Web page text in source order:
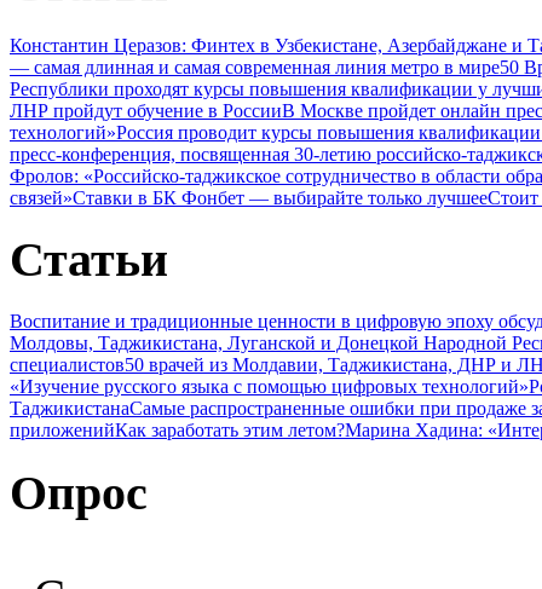
Константин Церазов: Финтех в Узбекистане, Азербайджане
— самая длинная и самая современная линия метро в мире50
Республики проходят курсы повышения квалификации у
ЛНР пройдут обучение в РоссииВ Москве пройдет онлайн
технологий»Россия проводит курсы повышения квалификации
пресс-конференция, посвященная 30-летию российско-
Фролов: «Российско-таджикское сотрудничество в области
связей»Ставки в БК Фонбет — выбирайте только лучшееСтоит
Статьи
Воспитание и традиционные ценности в цифровую эпоху
Молдовы, Таджикистана, Луганской и Донецкой Народной
специалистов50 врачей из Молдавии, Таджикистана, ДНР и
«Изучение русского языка с помощью цифровых технологий»
ТаджикистанаСамые распространенные ошибки при продаже
приложенийКак заработать этим летом?Марина Хадина:
Опрос